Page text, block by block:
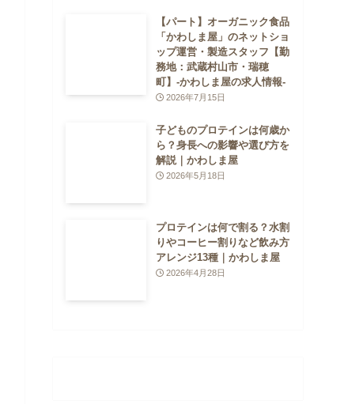
【パート】オーガニック食品
「かわしま屋」のネットショ
ップ運営・製造スタッフ【勤
務地：武蔵村山市・瑞穂
町】-かわしま屋の求人情報-
2026年7月15日
子どものプロテインは何歳か
ら？身長への影響や選び方を
解説｜かわしま屋
2026年5月18日
プロテインは何で割る？水割
りやコーヒー割りなど飲み方
アレンジ13種｜かわしま屋
2026年4月28日